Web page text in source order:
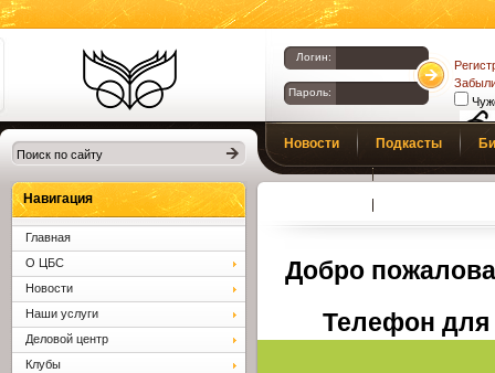
Библиотеки
Клина. Клинская
ЦБС.
Логин:
Пароль:
Новости Подкасты
Добро
Телефон для
Навигация
Главная
О ЦБС
Новости
Наши услуги
Деловой центр
Клубы